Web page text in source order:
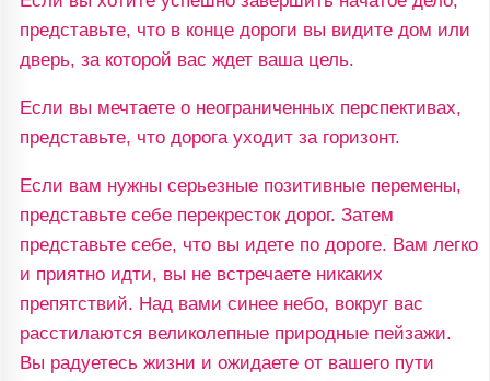
представьте, что в конце дороги вы видите дом или
дверь, за которой вас ждет ваша цель.
Если вы мечтаете о неограниченных перспективах,
представьте, что дорога уходит за горизонт.
Если вам нужны серьезные позитивные перемены,
представьте себе перекресток дорог. Затем
представьте себе, что вы идете по дороге. Вам легко
и приятно идти, вы не встречаете никаких
препятствий. Над вами синее небо, вокруг вас
расстилаются великолепные природные пейзажи.
Вы радуетесь жизни и ожидаете от вашего пути